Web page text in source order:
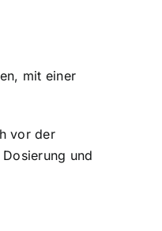
mit einer
vor der
und